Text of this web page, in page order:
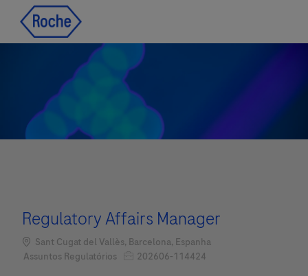
Regulatory Affairs Manager
Localização
Sant Cugat del Vallès, Barcelona, Espanha
Categoria
Assuntos Regulatórios Job Id202606-114424